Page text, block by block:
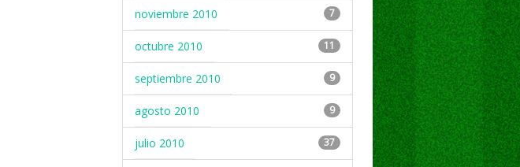
noviembre 2010 7
octubre 2010 11
septiembre 2010 9
agosto 2010 9
julio 2010 37